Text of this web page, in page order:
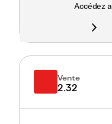
Accédez
Vente
2.32